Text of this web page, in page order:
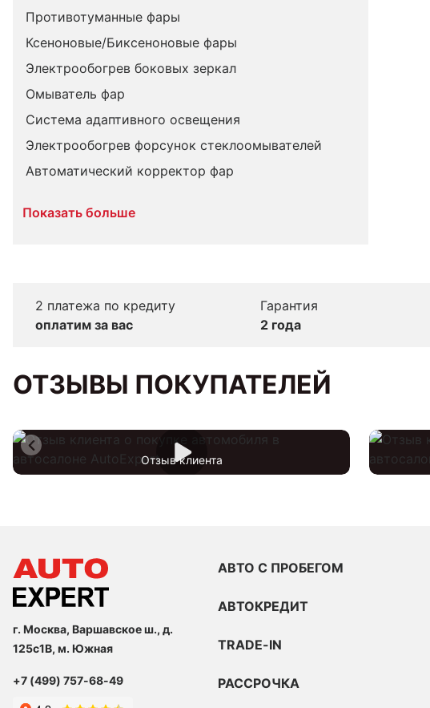
Противотуманные фары
Ксеноновые/Биксеноновые фары
Электрообогрев боковых зеркал
Омыватель фар
Система адаптивного освещения
Электрообогрев форсунок стеклоомывателей
Автоматический корректор фар
Показать больше
2 платежа по кредиту
оплатим за вас
Гарантия
2 года
ОТЗЫВЫ ПОКУПАТЕЛЕЙ
Отзыв клиента
г. Москва, Варшавское ш., д.
125с1В, м. Южная
+7 (499) 757-68-49
АВТО С ПРОБЕГОМ
АВТОКРЕДИТ
TRADE-IN
РАССРОЧКА